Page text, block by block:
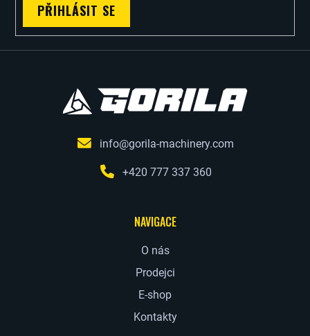
PŘIHLÁSIT SE
info@gorila-machinery.com
+420 777 337 360
NAVIGACE
O nás
Prodejci
E-shop
Kontakty